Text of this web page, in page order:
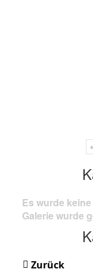
Es wurde
Galerie wurde
Zurück